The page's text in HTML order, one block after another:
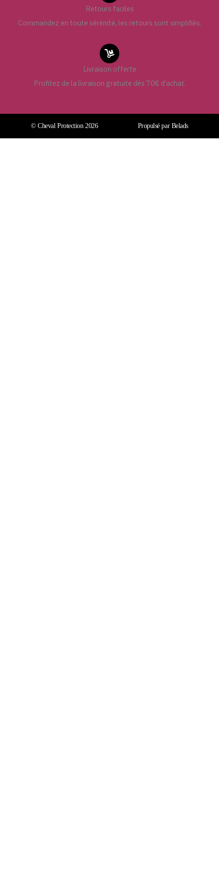
Retours faciles
Commandez en toute sérénité, les retours sont simplifiés.
Livraison offerte
Profitez de la livraison gratuite dès 70€ d’achat.
© Cheval Protection 2026 Propulsé par Belads